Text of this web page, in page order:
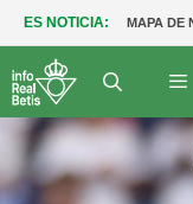
ES NOTICIA: MAPA DE